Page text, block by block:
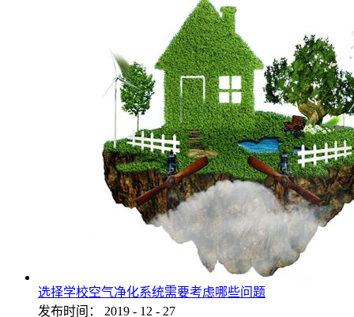
选择学校空气净化系统需要考虑哪些问题
发布时间：
2019 - 12 - 27